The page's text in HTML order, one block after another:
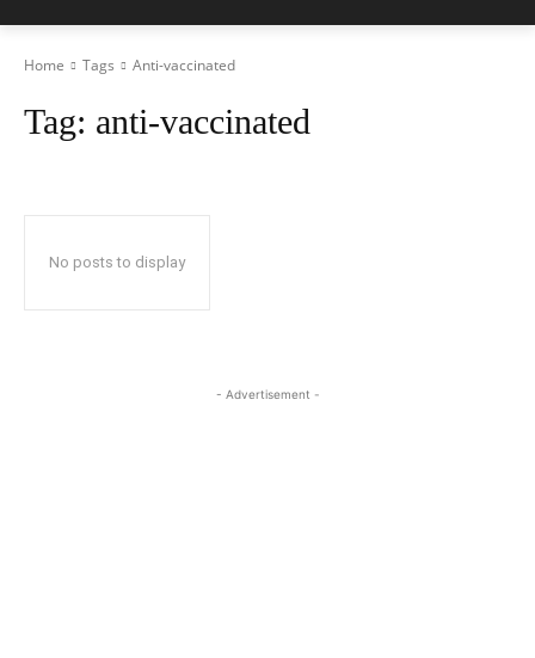
Home Tags Anti-vaccinated
Tag: anti-vaccinated
No posts to display
- Advertisement -